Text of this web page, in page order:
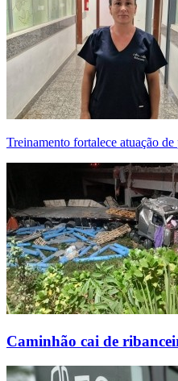
Treinamento fortalece atuação
Caminhão cai de